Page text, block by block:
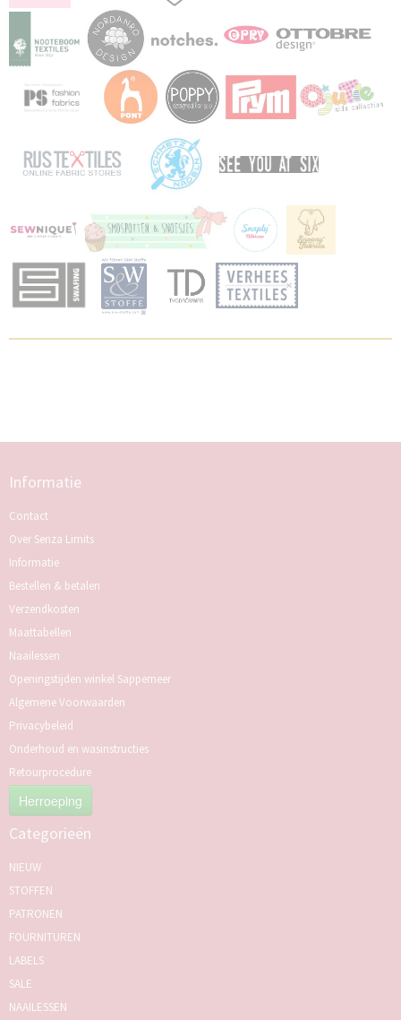
Informatie
Contact
Over Senza Limits
Informatie
Bestellen & betalen
Verzendkosten
Maattabellen
Naailessen
Openingstijden winkel Sappemeer
Algemene Voorwaarden
Privacybeleid
Onderhoud en wasinstructies
Retourprocedure
Herroeping
Categorieën
NIEUW
STOFFEN
PATRONEN
FOURNITUREN
LABELS
SALE
NAAILESSEN